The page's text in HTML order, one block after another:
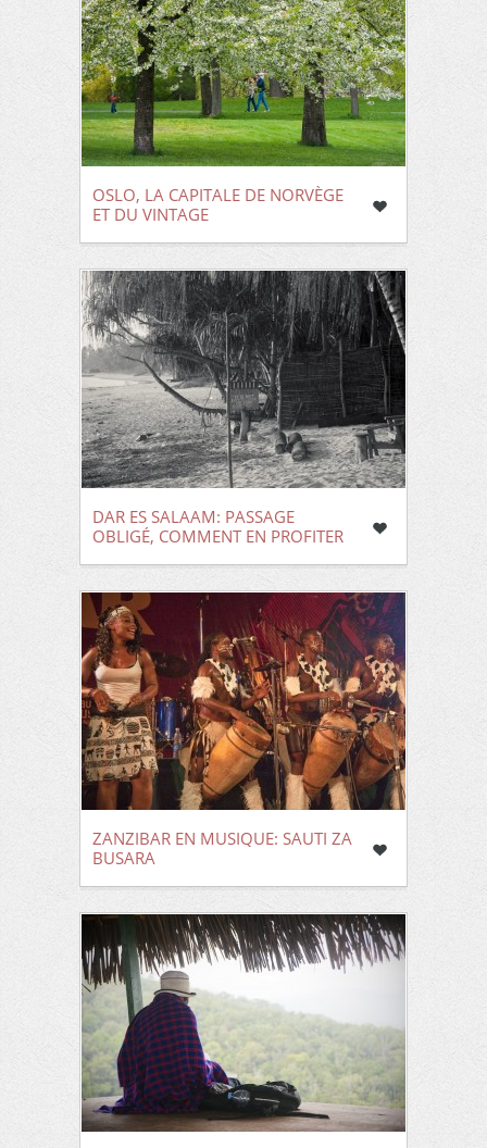
OSLO, LA CAPITALE DE NORVÈGE
ET DU VINTAGE
DAR ES SALAAM: PASSAGE
OBLIGÉ, COMMENT EN PROFITER
ZANZIBAR EN MUSIQUE: SAUTI ZA
BUSARA